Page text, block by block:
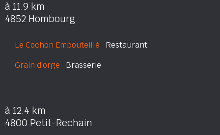
à 11.9 km
4852 Hombourg
Le Cochon Embouteillé Restaurant
Grain d'orge Brasserie
à 12.4 km
4800 Petit-Rechain